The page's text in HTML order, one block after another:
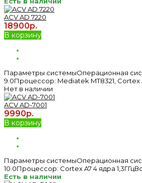
ACV AD 7220
18900р.
В корзину
Параметры системыОперационная
9.0Процессор: Mediatek MT8321, Cortex
Нет в наличии
ACV AD-7001
9990р.
В корзину
Параметры системыОперационная
10.0Процессор: Cortex A7 4 ядра
Есть в наличии